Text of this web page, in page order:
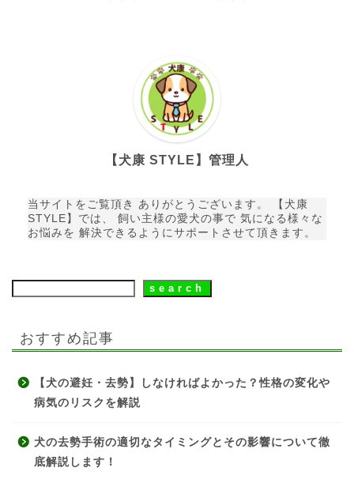
【犬康 STYLE】管理人
当サイトをご覧頂き ありがとうございます。 【犬康
STYLE】では、 飼い主様の愛犬の事で 気になる様々な
お悩みを 解決できるようにサポートさせて頂きます。
search
おすすめ記事
【犬の避妊・去勢】しなければよかった？性格の変化や
病気のリスクを解説
犬の去勢手術の適切なタイミングとその影響について徹
底解説します！